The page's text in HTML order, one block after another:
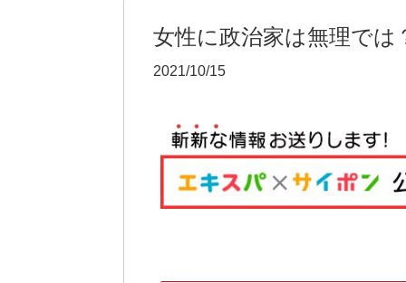
女性に政治家は無理では
2021/10/15